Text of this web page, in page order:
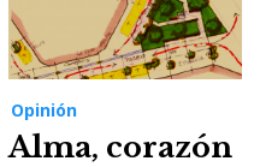
Opinión
Alma, corazón